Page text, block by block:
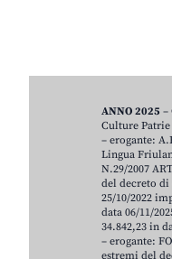
ANNO 2025 –
Culture Patrie
– erogante:
Lingua
N.29/2007
del decreto di
25/10/2022
data 06/11/
34.842,23 in
– erogante:
estremi del